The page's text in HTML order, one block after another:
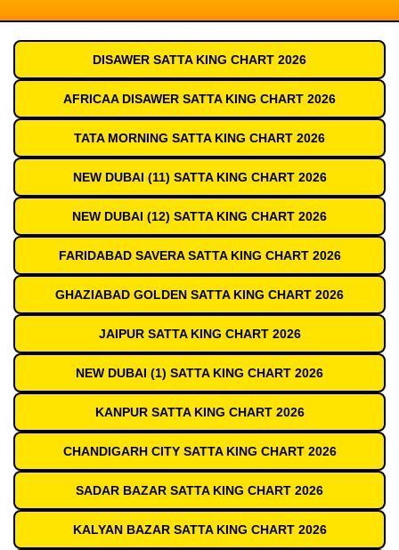
DISAWER SATTA KING CHART 2026
AFRICAA DISAWER SATTA KING CHART 2026
TATA MORNING SATTA KING CHART 2026
NEW DUBAI (11) SATTA KING CHART 2026
NEW DUBAI (12) SATTA KING CHART 2026
FARIDABAD SAVERA SATTA KING CHART 2026
GHAZIABAD GOLDEN SATTA KING CHART 2026
JAIPUR SATTA KING CHART 2026
NEW DUBAI (1) SATTA KING CHART 2026
KANPUR SATTA KING CHART 2026
CHANDIGARH CITY SATTA KING CHART 2026
SADAR BAZAR SATTA KING CHART 2026
KALYAN BAZAR SATTA KING CHART 2026